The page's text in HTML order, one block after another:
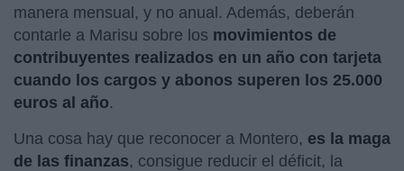
manera mensual, y no anual. Además, deberán
contarle a Marisu sobre los movimientos de
contribuyentes realizados en un año con tarjeta
cuando los cargos y abonos superen los 25.000
euros al año.
Una cosa hay que reconocer a Montero, es la maga
de las finanzas, consigue reducir el déficit, la